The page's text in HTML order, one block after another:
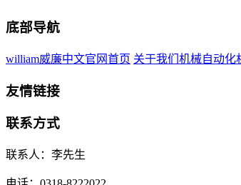
底部导航
william威廉中文官网首页 关于我们 机械自动化
友情链接
联系方式
联系人：李先生